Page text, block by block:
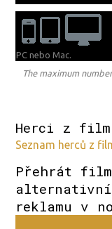
PC nebo Mac.
The maximum
Herci z
Seznam herců z
Přehrát
reklamu v